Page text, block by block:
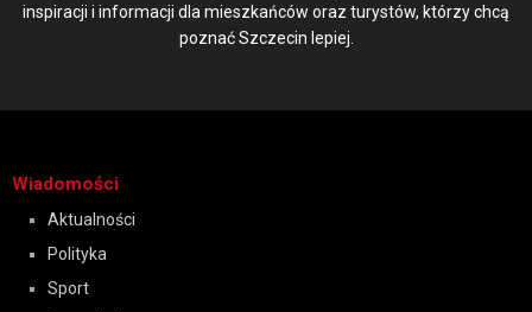
inspiracji i informacji dla mieszkańców oraz turystów, którzy chcą
poznać Szczecin lepiej.
Wiadomości
Aktualności
Polityka
Sport